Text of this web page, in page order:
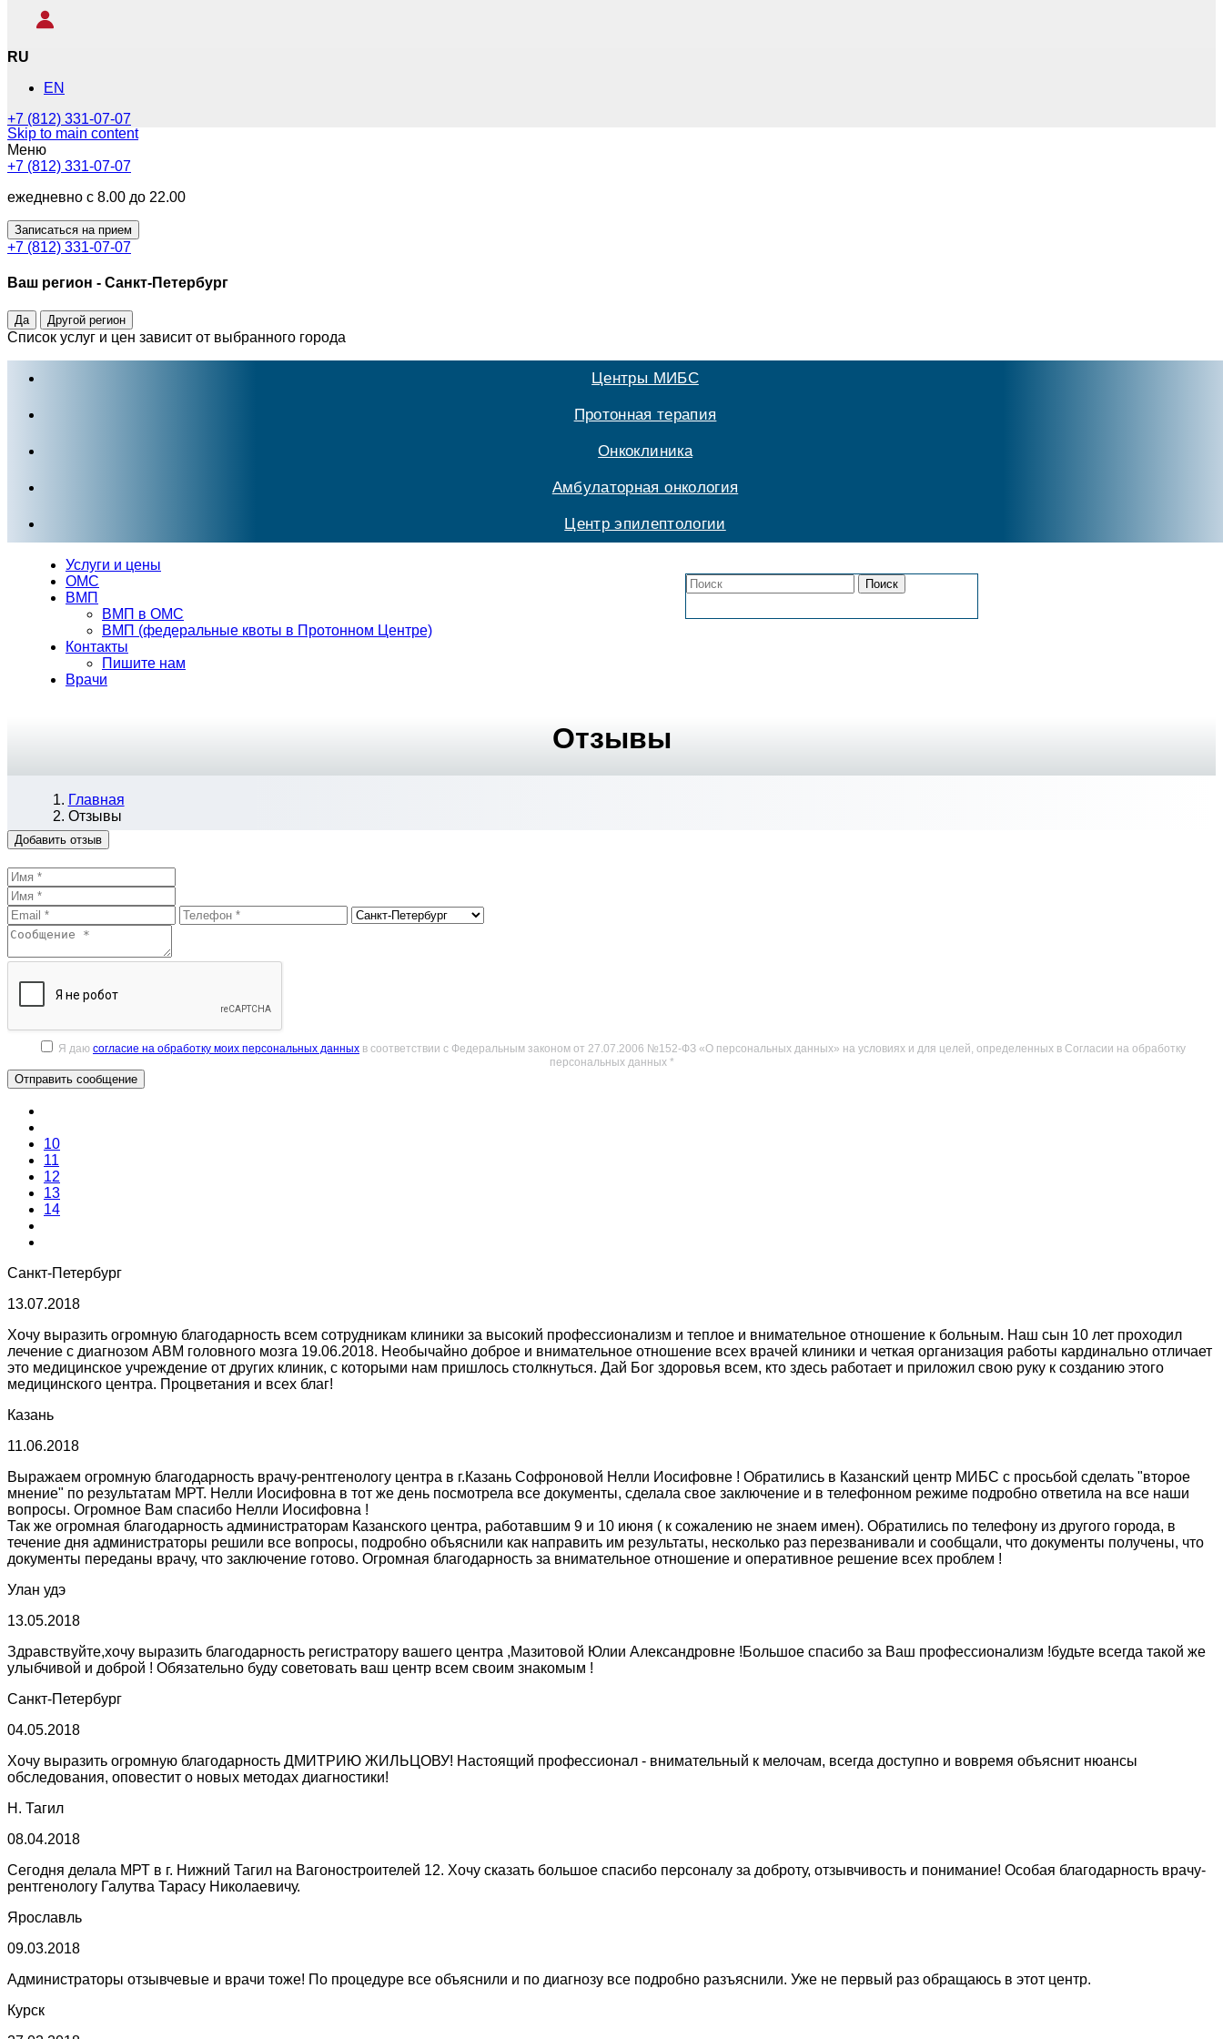
RU
EN
+7 (812) 331-07-07
Skip to main content
Меню
+7 (812) 331-07-07
ежедневно с 8.00 до 22.00
Записаться на прием
+7 (812) 331-07-07
Ваш регион - Санкт-Петербург
Да Другой регион
Список услуг и цен зависит от выбранного города
Центры МИБС
Протонная терапия
Онкоклиника
Амбулаторная онкология
Центр эпилептологии
Поиск
Услуги и цены
ОМС
ВМП
ВМП в ОМС
ВМП (федеральные квоты в Протонном Центре)
Контакты
Пишите нам
Врачи
Отзывы
Главная
Отзывы
Добавить отзыв
Я даю согласие на обработку моих персональных данных в соответствии с Федеральным законом от 27.07.2006 №152-ФЗ «О персональных данных» на условиях и для целей, определенных в Согласии на обработку
персональных данных *
10
11
12
13
14
Санкт-Петербург
13.07.2018
Хочу выразить огромную благодарность всем сотрудникам клиники за высокий профессионализм и теплое и внимательное отношение к больным. Наш сын 10 лет проходил
лечение с диагнозом АВМ головного мозга 19.06.2018. Необычайно доброе и внимательное отношение всех врачей клиники и четкая организация работы кардинально отличает
это медицинское учреждение от других клиник, с которыми нам пришлось столкнуться. Дай Бог здоровья всем, кто здесь работает и приложил свою руку к созданию этого
медицинского центра. Процветания и всех благ!
Казань
11.06.2018
Выражаем огромную благодарность врачу-рентгенологу центра в г.Казань Софроновой Нелли Иосифовне ! Обратились в Казанский центр МИБС с просьбой сделать "второе
мнение" по результатам МРТ. Нелли Иосифовна в тот же день посмотрела все документы, сделала свое заключение и в телефонном режиме подробно ответила на все наши
вопросы. Огромное Вам спасибо Нелли Иосифовна !
Так же огромная благодарность администраторам Казанского центра, работавшим 9 и 10 июня ( к сожалению не знаем имен). Обратились по телефону из другого города, в
течение дня администраторы решили все вопросы, подробно объяснили как направить им результаты, несколько раз перезванивали и сообщали, что документы получены, что
документы переданы врачу, что заключение готово. Огромная благодарность за внимательное отношение и оперативное решение всех проблем !
Улан удэ
13.05.2018
Здравствуйте,хочу выразить благодарность регистратору вашего центра ,Мазитовой Юлии Александровне !Большое спасибо за Ваш профессионализм !будьте всегда такой же
улыбчивой и доброй ! Обязательно буду советовать ваш центр всем своим знакомым !
Санкт-Петербург
04.05.2018
Хочу выразить огромную благодарность ДМИТРИЮ ЖИЛЬЦОВУ! Настоящий профессионал - внимательный к мелочам, всегда доступно и вовремя объяснит нюансы
обследования, оповестит о новых методах диагностики!
Н. Тагил
08.04.2018
Сегодня делала МРТ в г. Нижний Тагил на Вагоностроителей 12. Хочу сказать большое спасибо персоналу за доброту, отзывчивость и понимание! Особая благодарность врачу-
рентгенологу Галутва Тарасу Николаевичу.
Ярославль
09.03.2018
Администраторы отзывчевые и врачи тоже! По процедуре все объяснили и по диагнозу все подробно разъяснили. Уже не первый раз обращаюсь в этот центр.
Курск